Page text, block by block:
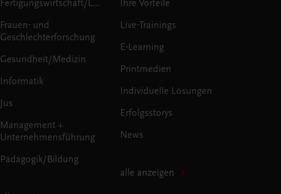
Fertigungswirtschaft/Logistik
Frauen- und
Geschlechterforschung
Gesundheit/Medizin
Informatik
Jus
Management +
Unternehmensführung
Pädagogik/Bildung
Ihre Vorteile
Live-Trainings
E-Learning
Printmedien
Individuelle Lösungen
Erfolgsstorys
News
alle anzeigen